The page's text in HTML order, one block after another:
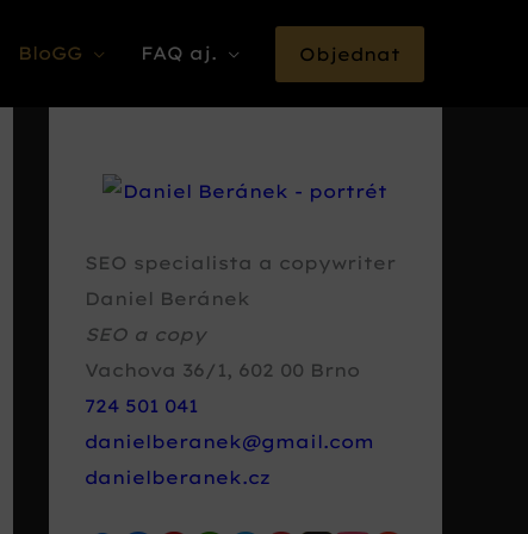
BloGG FAQ aj. Objednat
SEO specialista a copywriter
Daniel Beránek
SEO a copy
Vachova 36/1, 602 00 Brno
724 501 041
danielberanek@gmail.com
danielberanek.cz